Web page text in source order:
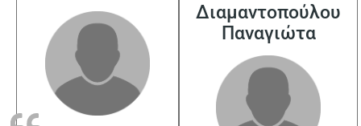
Διαμαντοπούλου
Παναγιώτα